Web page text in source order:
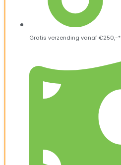
Gratis verzending vanaf €250,-*